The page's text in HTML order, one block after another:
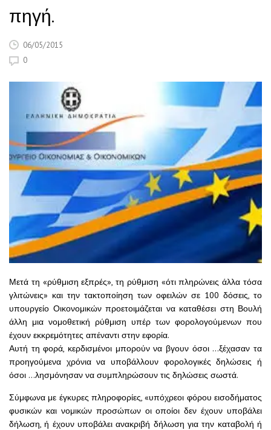
πηγή.
06/05/2015
0
Μετά τη «ρύθμιση εξπρές», τη ρύθμιση «ότι πληρώνεις άλλα τόσα
γλιτώνεις» και την τακτοποίηση των οφειλών σε 100 δόσεις, το
υπουργείο Οικονομικών προετοιμάζεται να καταθέσει στη Βουλή
άλλη μια νομοθετική ρύθμιση υπέρ των φορολογούμενων που
έχουν εκκρεμότητες απέναντι στην εφορία.
Αυτή τη φορά, κερδισμένοι μπορούν να βγουν όσοι …ξέχασαν τα
προηγούμενα χρόνια να υποβάλλουν φορολογικές δηλώσεις ή
όσοι …λησμόνησαν να συμπληρώσουν τις δηλώσεις σωστά.
Σύμφωνα με έγκυρες πληροφορίες, «υπόχρεοι φόρου εισοδήματος
φυσικών και νομικών προσώπων οι οποίοι δεν έχουν υποβάλει
δήλωση, ή έχουν υποβάλει ανακριβή δήλωση για την καταβολή ή